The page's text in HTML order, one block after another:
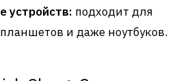
устройств: подходит для
и даже ноутбуков.